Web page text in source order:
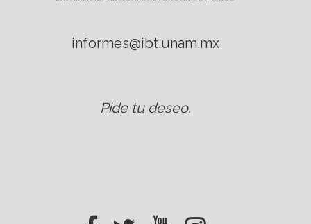
informes@ibt.unam.mx
Pide tu deseo.